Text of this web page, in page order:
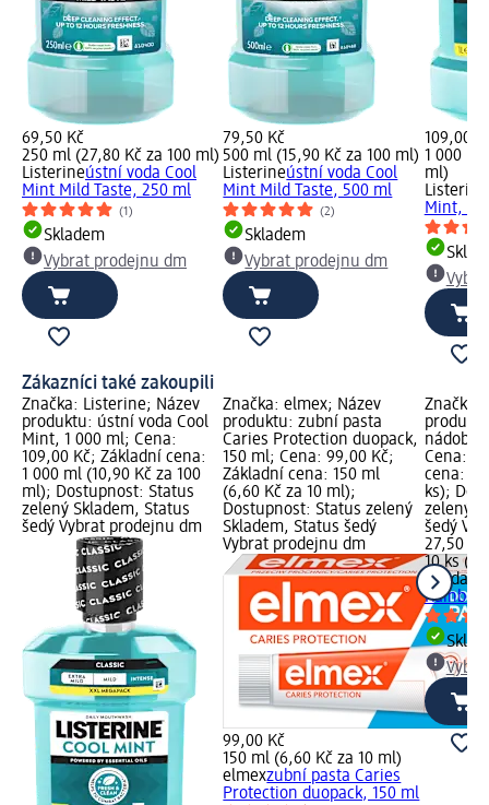
69,50 Kč
250 ml (27,80 Kč za 100 ml)
Listerineústní voda Cool
Mint Mild Taste, 250 ml
(1)
Skladem
Vybrat prodejnu dm
79,50 Kč
500 ml (15,90 Kč za 100 ml)
Listerineústní voda Cool
Mint Mild Taste, 500 ml
(2)
Skladem
Vybrat prodejnu dm
109,00
1 000 ml
ml)
Listerine
Mint, 1
Zákazníci také zakoupili
Značka: Listerine; Název
produktu: ústní voda Cool
Mint, 1 000 ml; Cena:
109,00 Kč; Základní cena:
1 000 ml (10,90 Kč za 100
ml); Dostupnost: Status
zelený Skladem, Status
šedý Vybrat prodejnu dm
Značka: elmex; Název
produktu: zubní pasta
Caries Protection duopack,
150 ml; Cena: 99,00 Kč;
Základní cena: 150 ml
(6,60 Kč za 10 ml);
Dostupnost: Status zelený
Skladem, Status šedý
Vybrat prodejnu dm
99,00 Kč
150 ml (6,60 Kč za 10 ml)
elmexzubní pasta Caries
Protection duopack, 150 ml
Značka:
nádobí
Cena:
cena: 10
ks);
zelený
šedý
27,50 Kč
10 ks
Vileda